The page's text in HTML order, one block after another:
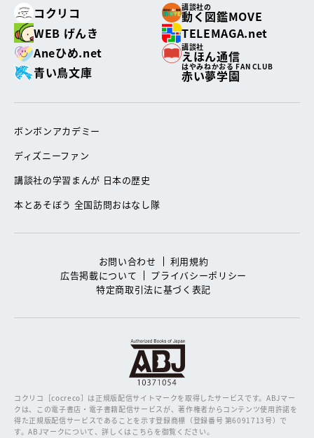
コクリコ
講談社の
動く図鑑MOVE
WEB げんき
TELEMAGA.net
Aneひめ.net
講談社
えほん通信
青い鳥文庫
はやみねかおる FAN CLUB
赤い夢学園
ボンボンアカデミー
ディズニーファン
講談社の学習まんが 日本の歴史
本とあそぼう 全国訪問おはなし隊
お問い合わせ
利用規約
広告掲載について
プライバシーポリシー
特定商取引法に基づく表記
コクリコ［cocreco］は正規版配信サイトマークを取得したサービスです。ABJマー
クは、この電子書店・電子書籍配信サービスが、著作権者からコンテンツ使用許諾を
得た正規版配信サービスであることを示す登録商標（登録番号 第6091713号）で
す。ABJマークについて、詳しくはこちらを御覧ください。